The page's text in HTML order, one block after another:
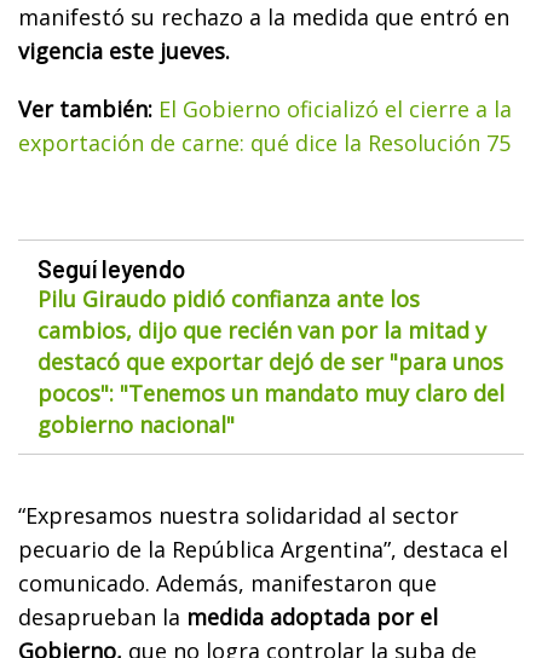
manifestó su rechazo a la medida que entró en
vigencia este jueves.
Ver también: El Gobierno oficializó el cierre a la
exportación de carne: qué dice la Resolución 75
Seguí leyendo
Pilu Giraudo pidió confianza ante los
cambios, dijo que recién van por la mitad y
destacó que exportar dejó de ser "para unos
pocos": "Tenemos un mandato muy claro del
gobierno nacional"
“Expresamos nuestra solidaridad al sector
pecuario de la República Argentina”, destaca el
comunicado. Además, manifestaron que
desaprueban la medida adoptada por el
Gobierno, que no logra controlar la suba de